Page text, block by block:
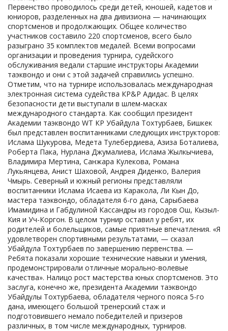
Первенство проводилось среди детей, юношей, кадетов и
юниоров, разделенных на два дивизиона — начинающих
спортсменов и продолжающих. Общее количество
участников составило 220 спортсменов, всего было
разыграно 35 комплектов медалей. Всеми вопросами
организации и проведения турнира, судейского
обслуживания ведали старшие инструкторы Академии
таэквондо и они с этой задачей справились успешно.
Отметим, что на турнире использовалась международная
электронная система судейства КР&P Адидас. В целях
безопасности дети выступали в шлем-масках
международного стандарта. Как сообщил президент
Академии таэквондо WT КР Убайдула Тохтурбаев, Бишкек
был представлен воспитанниками следующих инструкторов:
Ислама Шукурова, Медета Тулебердиева, Азиза Боталиева,
Роберта Пака, Нурлана Джумалиева, Ислама Жылкычиева,
Владимира Мертина, Санжара Кулекова, Романа
Лукьянцева, Анист Шаховой, Андрея Диденко, Валерия
Чмырь. Северный и южный регионы представляли
воспитанники Ислама Исаева из Каракола, Ли Кын До,
мастера таэквондо, обладателя 6-го дана, Сарыбаева
Имамидина и Габдулиной Кассандры из городов Ош, Кызыл-
Кия и Уч-Коргон. В целом турнир оставил у ребят, их
родителей и болельщиков, самые приятные впечатления. «Я
удовлетворен спортивными результатами, — сказал
Убайдула Тохтурбаев по завершению первенства. —
Ребята показали хорошие технические навыки и умения,
продемонстрировали отличные морально-волевые
качества». Налицо рост мастерства юных спортсменов. Это
заслуга, конечно же, президента Академии таэквондо
Убайдулы Тохтурбаева, обладателя черного пояса 5-го
дана, имеющего большой тренерский стаж и
подготовившего немало победителей и призеров
различных, в том числе международных, турниров.